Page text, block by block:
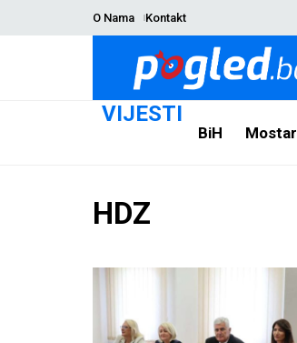
O Nama Kontakt
VIJESTI
BiH Mostar
HDZ